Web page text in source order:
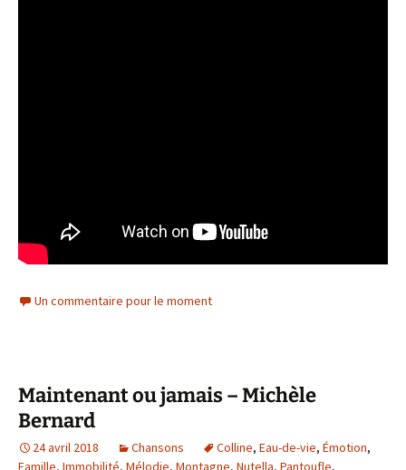
Un commentaire pour le moment
Maintenant ou jamais – Michèle
Bernard
24 avril 2018 Chansons Colline, Eau-de-vie, Émotion,
Famille, Immobilité, Mélodie, Montagne, Nutella, Pantoufle,